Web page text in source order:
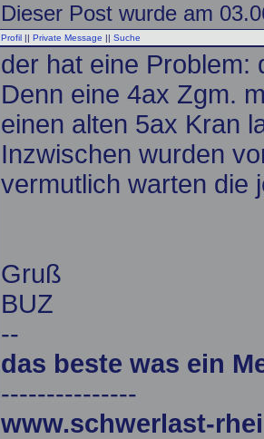
Dieser Post wurde am
Profil || Private Message || Suche
der hat eine Problem:
Denn eine 4ax Zgm.
einen alten 5ax Kran
Inzwischen wurden
vermutlich warten die
Gruß
BUZ
--
das beste was ein
---------------
www.schwerlast-